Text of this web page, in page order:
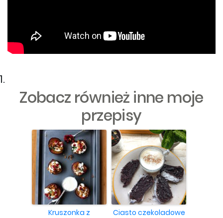
Zobacz również inne moje
przepisy
Kruszonka z
Ciasto czekoladowe